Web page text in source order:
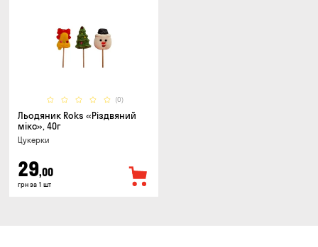
(0)
Льодяник Roks «Різдвяний
мікс», 40г
Цукерки
29,00
грн за 1 шт